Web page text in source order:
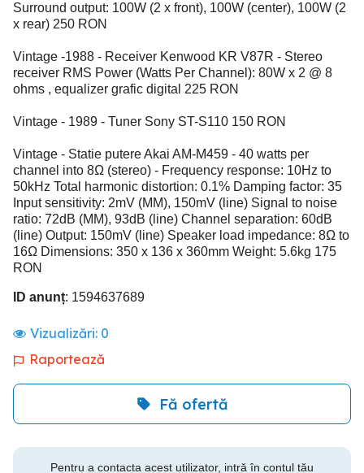
Surround output: 100W (2 x front), 100W (center), 100W (2
x rear) 250 RON
Vintage -1988 - Receiver Kenwood KR V87R - Stereo
receiver RMS Power (Watts Per Channel): 80W x 2 @ 8
ohms , equalizer grafic digital 225 RON
Vintage - 1989 - Tuner Sony ST-S110 150 RON
Vintage - Statie putere Akai AM-M459 - 40 watts per
channel into 8Ω (stereo) - Frequency response: 10Hz to
50kHz Total harmonic distortion: 0.1% Damping factor: 35
Input sensitivity: 2mV (MM), 150mV (line) Signal to noise
ratio: 72dB (MM), 93dB (line) Channel separation: 60dB
(line) Output: 150mV (line) Speaker load impedance: 8Ω to
16Ω Dimensions: 350 x 136 x 360mm Weight: 5.6kg 175
RON
ID anunț: 1594637689
Vizualizări: 0
Raportează
Fă ofertă
Pentru a contacta acest utilizator, intră în contul tău